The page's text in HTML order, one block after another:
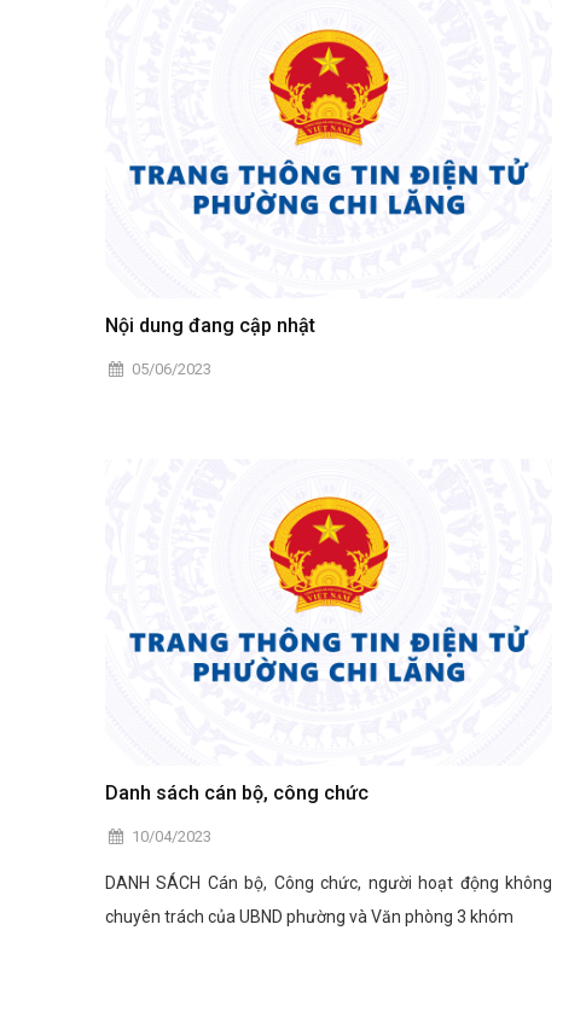
Nội dung đang cập nhật
05/06/2023
Danh sách cán bộ, công chức
10/04/2023
DANH SÁCH Cán bộ, Công chức, người hoạt động không
chuyên trách của UBND phường và Văn phòng 3 khóm